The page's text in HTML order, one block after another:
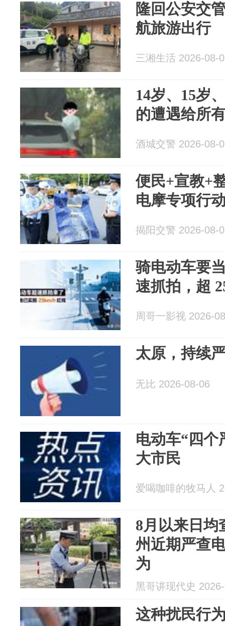
隆回公安交
航旅游出行
三湘生活 2026-08-
14岁、15岁
的遭遇给所
酒城交警 2026-08-
便民+宣教+
电摩专项行
揭阳交警 2026-08-
骑电动车要
速抓拍，超
周哥一影视 2026-
太原，持续
无比 2026-08-06
电动车“四个
大市民
爱喝咖啡的牧马人
8月以来日均
州近期严查
为
黑哥讲现代史
这种扰民行